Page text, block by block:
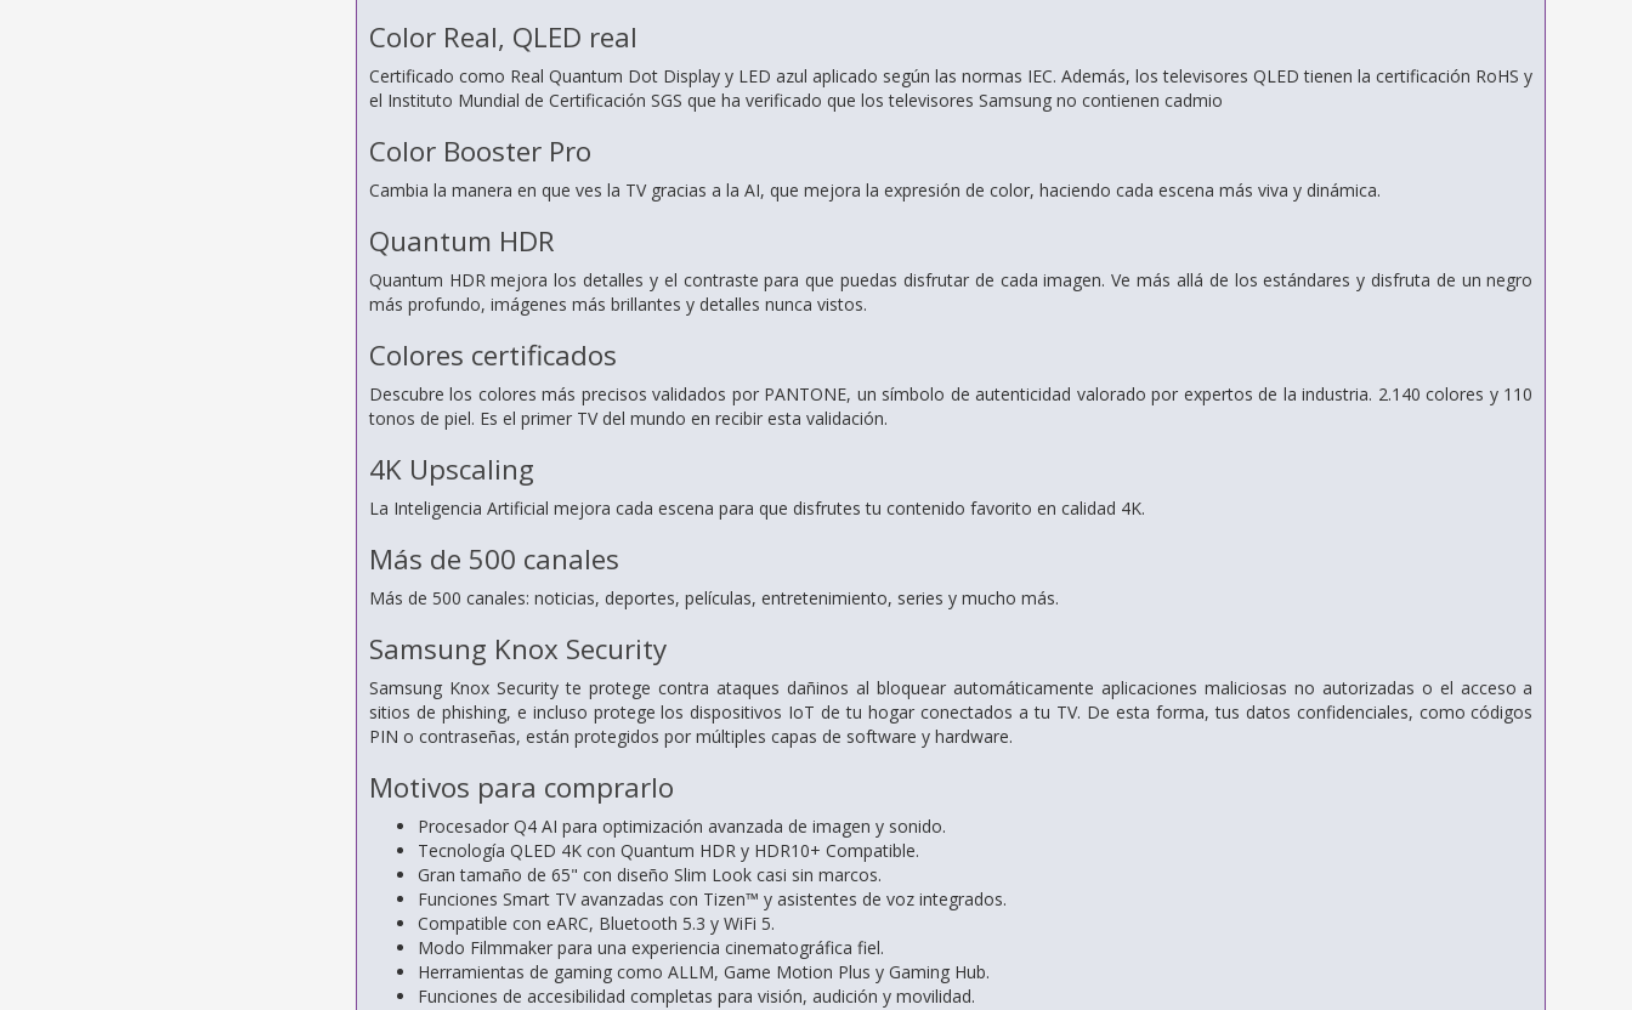
Color Real, QLED real
Certificado como Real Quantum Dot Display y LED azul aplicado según las normas IEC. Además, los televisores QLED tienen la certificación RoHS y
el Instituto Mundial de Certificación SGS que ha verificado que los televisores Samsung no contienen cadmio
Color Booster Pro
Cambia la manera en que ves la TV gracias a la AI, que mejora la expresión de color, haciendo cada escena más viva y dinámica.
Quantum HDR
Quantum HDR mejora los detalles y el contraste para que puedas disfrutar de cada imagen. Ve más allá de los estándares y disfruta de un negro
más profundo, imágenes más brillantes y detalles nunca vistos.
Colores certificados
Descubre los colores más precisos validados por PANTONE, un símbolo de autenticidad valorado por expertos de la industria. 2.140 colores y 110
tonos de piel. Es el primer TV del mundo en recibir esta validación.
4K Upscaling
La Inteligencia Artificial mejora cada escena para que disfrutes tu contenido favorito en calidad 4K.
Más de 500 canales
Más de 500 canales: noticias, deportes, películas, entretenimiento, series y mucho más.
Samsung Knox Security
Samsung Knox Security te protege contra ataques dañinos al bloquear automáticamente aplicaciones maliciosas no autorizadas o el acceso a
sitios de phishing, e incluso protege los dispositivos IoT de tu hogar conectados a tu TV. De esta forma, tus datos confidenciales, como códigos
PIN o contraseñas, están protegidos por múltiples capas de software y hardware.
Motivos para comprarlo
Procesador Q4 AI para optimización avanzada de imagen y sonido.
Tecnología QLED 4K con Quantum HDR y HDR10+ Compatible.
Gran tamaño de 65" con diseño Slim Look casi sin marcos.
Funciones Smart TV avanzadas con Tizen™ y asistentes de voz integrados.
Compatible con eARC, Bluetooth 5.3 y WiFi 5.
Modo Filmmaker para una experiencia cinematográfica fiel.
Herramientas de gaming como ALLM, Game Motion Plus y Gaming Hub.
Funciones de accesibilidad completas para visión, audición y movilidad.